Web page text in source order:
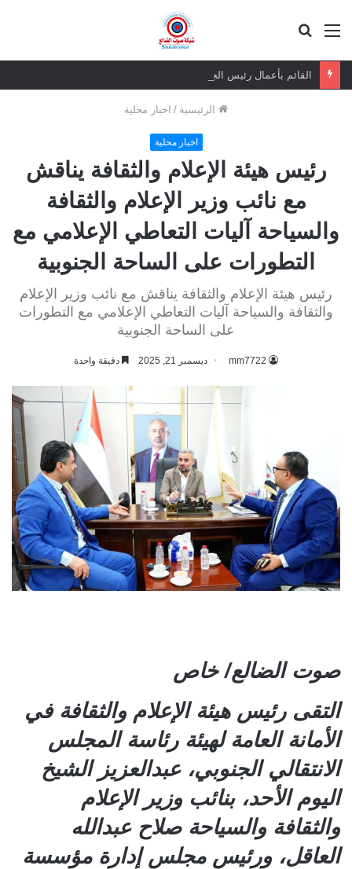
القائمة
الرئيسية / اخبار محلية
اخبار محلية
رئيس هيئة الإعلام والثقافة يناقش
مع نائب وزير الإعلام والثقافة
والسياحة آليات التعاطي الإعلامي مع
التطورات على الساحة الجنوبية
رئيس هيئة الإعلام والثقافة يناقش مع نائب وزير الإعلام
والثقافة والسياحة آليات التعاطي الإعلامي مع التطورات
على الساحة الجنوبية
mm7722 ديسمبر 21, 2025 دقيقة واحدة
صوت الضالع/ خاص
التقى رئيس هيئة الإعلام والثقافة في
الأمانة العامة لهيئة رئاسة المجلس
الانتقالي الجنوبي، عبدالعزيز الشيخ
اليوم الأحد، بنائب وزير الإعلام
والثقافة والسياحة صلاح عبدالله
العاقل، ورئيس مجلس إدارة مؤسسة